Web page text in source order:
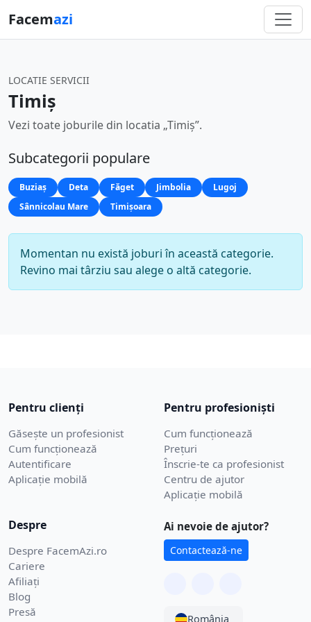
Facemazi
LOCATIE SERVICII
Timiș
Vezi toate joburile din locatia „Timiș”.
Subcategorii populare
Buziaș Deta Făget Jimbolia
Lugoj
Sânnicolau Mare
Timișoara
Momentan nu există joburi în această categorie.
Revino mai târziu sau alege o altă categorie.
Pentru clienți
Găsește un profesionist
Cum funcționează
Autentificare
Aplicație mobilă
Pentru profesioniști
Cum funcționează
Prețuri
Înscrie-te ca profesionist
Centru de ajutor
Aplicație mobilă
Despre
Despre FacemAzi.ro
Cariere
Afiliați
Blog
Presă
Ai nevoie de ajutor?
Contactează-ne
România